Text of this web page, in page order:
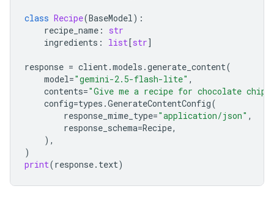
class Recipe(BaseModel):
recipe_name :
str
ingredients : list[str]
response = client.models .generate_content(
model="gemini-2.5-flash-lite" ,
contents="Give me a recipe for chocolate chip
config=types .GenerateContentConfig(
response_mime_type="application/json" ,
response_schema=Recipe,
),
)
print(response. text)